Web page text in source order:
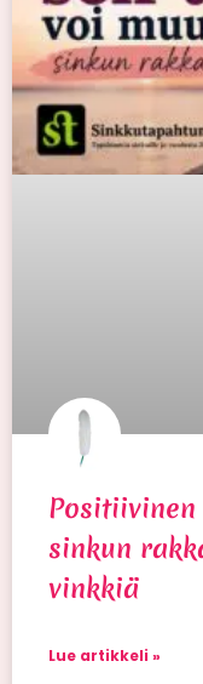
sinkun
vinkkiä
Lue artikkeli »